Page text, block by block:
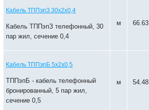
Кабель ТППэпЗ 30х2х0,4
Кабель ТППэпЗ телефонный, 30
пар жил, сечение 0,4
м 66.63
Кабель ТППэпБ 5х2х0,5
ТППэпБ - кабель телефонный
бронированный, 5 пар жил,
сечение 0,5
м 54.48